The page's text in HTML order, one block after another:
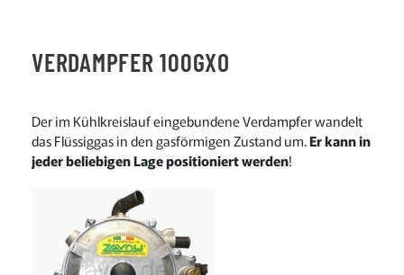
VERDAMPFER 100GXO
Der im Kühlkreislauf eingebundene Verdampfer wandelt
das Flüssiggas in den gasförmigen Zustand um.Er kann in
jeder beliebigen Lage positioniert werden!